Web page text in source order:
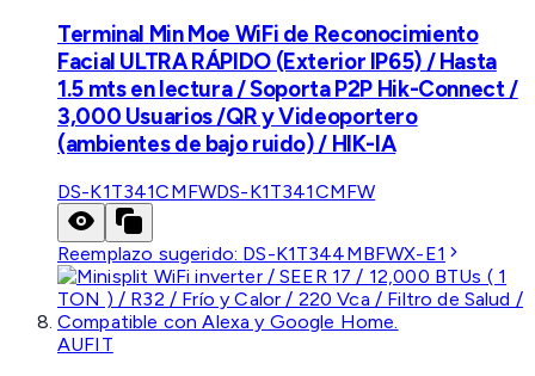
Terminal Min Moe WiFi de Reconocimiento
Facial ULTRA RÁPIDO (Exterior IP65) / Hasta
1.5 mts en lectura / Soporta P2P Hik-Connect /
3,000 Usuarios /QR y Videoportero
(ambientes de bajo ruido) / HIK-IA
DS-K1T341CMFWDS-K1T341CMFW
Reemplazo sugerido: DS-K1T344MBFWX-E1
AUFIT